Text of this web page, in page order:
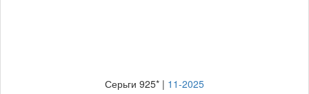
Серьги 925* | 11-2025